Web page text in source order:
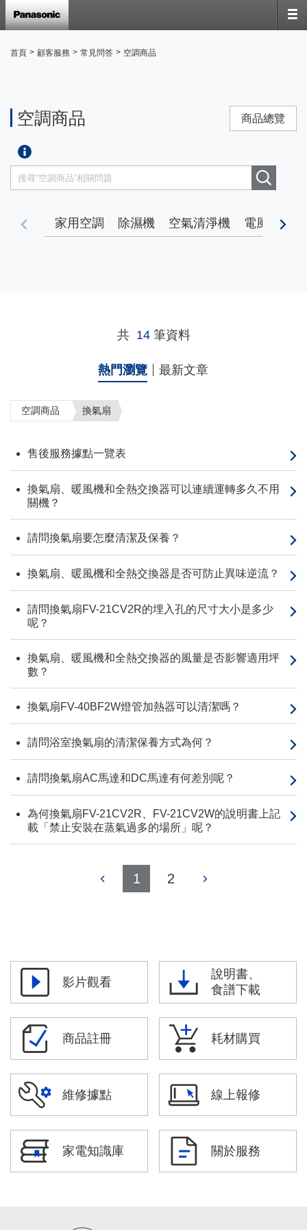
首頁 > 顧客服務 > 常見問答 > 空調商品
空調商品 商品總覽
家用空調 除濕機 空氣清淨機 電風扇
共 14 筆資料
熱門瀏覽 最新文章
空調商品 換氣扇
售後服務據點一覽表
換氣扇、暖風機和全熱交換器可以連續運轉多久不用
關機？
請問換氣扇要怎麼清潔及保養？
換氣扇、暖風機和全熱交換器是否可防止異味逆流？
請問換氣扇FV-21CV2R的埋入孔的尺寸大小是多少
呢？
換氣扇、暖風機和全熱交換器的風量是否影響適用坪
數？
換氣扇FV-40BF2W燈管加熱器可以清潔嗎？
請問浴室換氣扇的清潔保養方式為何？
請問換氣扇AC馬達和DC馬達有何差別呢？
為何換氣扇FV-21CV2R、FV-21CV2W的說明書上記
載「禁止安裝在蒸氣過多的場所」呢？
1 2
影片觀看
說明書、
食譜下載
商品註冊 耗材購買
維修據點 線上報修
家電知識庫 關於服務